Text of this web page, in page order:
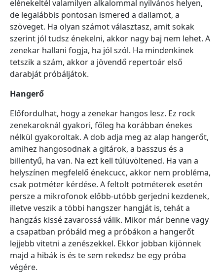
elénekeltél valamilyen alkalommal nyilvános helyen,
de legalábbis pontosan ismered a dallamot, a
szöveget. Ha olyan számot választasz, amit sokak
szerint jól tudsz énekelni, akkor nagy baj nem lehet. A
zenekar hallani fogja, ha jól szól. Ha mindenkinek
tetszik a szám, akkor a jövendő repertoár első
darabját próbáljátok.
Hangerő
Előfordulhat, hogy a zenekar hangos lesz. Ez rock
zenekaroknál gyakori, főleg ha korábban énekes
nélkül gyakoroltak. A dob adja meg az alap hangerőt,
amihez hangosodnak a gitárok, a basszus és a
billentyű, ha van. Na ezt kell túlüvöltened. Ha van a
helyszínen megfelelő énekcucc, akkor nem probléma,
csak potméter kérdése. A feltolt potméterek esetén
persze a mikrofonok előbb-utóbb gerjedni kezdenek,
illetve veszik a többi hangszer hangját is, tehát a
hangzás kissé zavarossá válik. Mikor már benne vagy
a csapatban próbáld meg a próbákon a hangerőt
lejjebb vitetni a zenészekkel. Ekkor jobban kijönnek
majd a hibák is és te sem rekedsz be egy próba
végére.